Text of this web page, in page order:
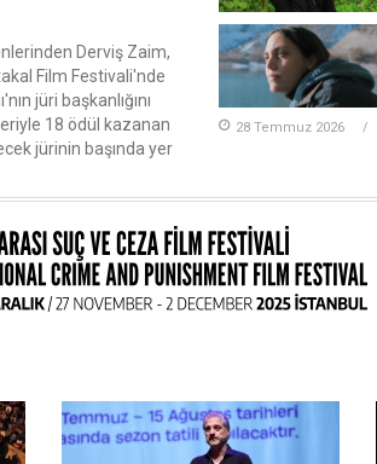
Derviş Zaim,
Film Festivali'nde
jüri başkanlığını
18 ödül kazanan
jürinin başında yer
28 Temmuz 2026